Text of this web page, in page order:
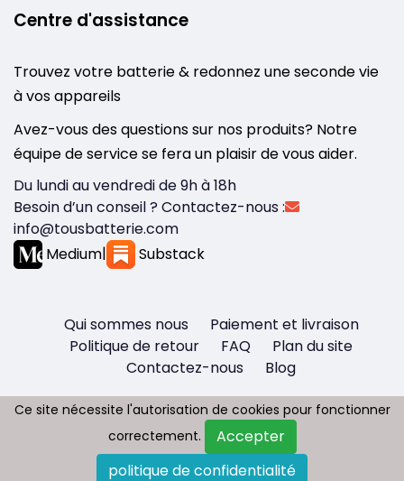
Centre d'assistance
Trouvez votre batterie & redonnez une seconde vie
à vos appareils
Avez-vous des questions sur nos produits? Notre
équipe de service se fera un plaisir de vous aider.
Du lundi au vendredi de 9h à 18h
Besoin d’un conseil ? Contactez-nous :
info@tousbatterie.com
Medium| Substack
Qui sommes nous
Paiement et livraison
Politique de retour
FAQ
Plan du site
Contactez-nous
Blog
Copyright © 2026 - Tous droit réservés
Tousbatterie.com
Ce site nécessite l'autorisation de cookies pour fonctionner
correctement.
Accepter
politique de confidentialité
Ce site nécessite l'autorisation de cookies pour fonctionner
correctement.
Accepter
politique de confidentialité